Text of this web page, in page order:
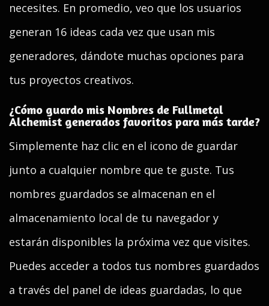
necesites. En promedio, veo que los usuarios
generan 16 ideas cada vez que usan mis
generadores, dándote muchas opciones para
tus proyectos creativos.
¿Cómo guardo mis Nombres de Fullmetal
Alchemist generados favoritos para más tarde?
Simplemente haz clic en el icono de guardar
junto a cualquier nombre que te guste. Tus
nombres guardados se almacenan en el
almacenamiento local de tu navegador y
estarán disponibles la próxima vez que visites.
Puedes acceder a todos tus nombres guardados
a través del panel de ideas guardadas, lo que